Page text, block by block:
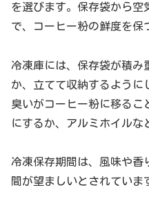
を選びます。保存袋から空
で、コーヒー粉の鮮度を保
冷凍庫には、保存袋が積み
か、立てて収納するように
臭いがコーヒー粉に移るこ
にするか、アルミホイルな
冷凍保存期間は、風味や香
間が望ましいとされていま